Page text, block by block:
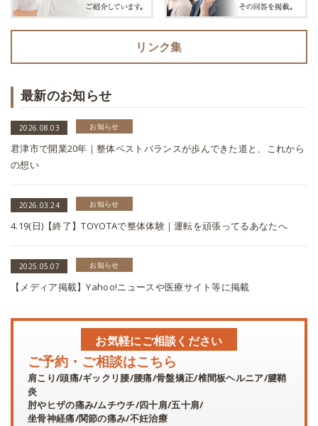
リンク集
最新のお知らせ
2026.08.03 お知らせ
君津市で開業20年｜整体ベストバランスが歩んできた道と、これから
の想い
2026.03.24 お知らせ
4.19(日)【終了】TOYOTAで整体体験｜運転を頑張ってるあなたへ
2025.05.07 お知らせ
【メディア掲載】Yahoo!ニュースや医療サイト等に掲載
お気軽にご相談ください
ご予約・ご相談はこちら
肩こり/頭痛/ギックリ腰/腰痛/骨盤矯正/椎間板ヘルニア/腱鞘
炎
肘やヒザの痛み/ムチウチ/四十肩/五十肩/
坐骨神経痛/関節の痛み/不妊治療